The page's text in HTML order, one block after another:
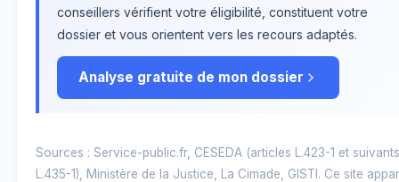
conseillers vérifient votre éligibilité, constituent votre
dossier et vous orientent vers les recours adaptés.
Analyse gratuite de mon dossier
Sources : Service-public.fr, CESEDA (articles L.423-1 et
L.435-1), Ministère de la Justice, La Cimade, GISTI. Ce site